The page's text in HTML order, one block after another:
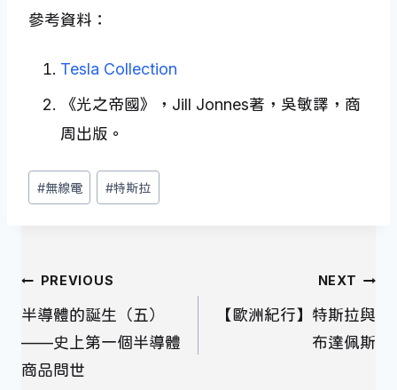
參考資料：
Tesla Collection
《光之帝國》，Jill Jonnes著，吳敏譯，商
周出版。
Post
Tags:
#無線電 #特斯拉
文
章
導
覽
PREVIOUS
半導體的誕生（五）
——史上第一個半導體
商品問世
NEXT
【歐洲紀行】特斯拉與
布達佩斯